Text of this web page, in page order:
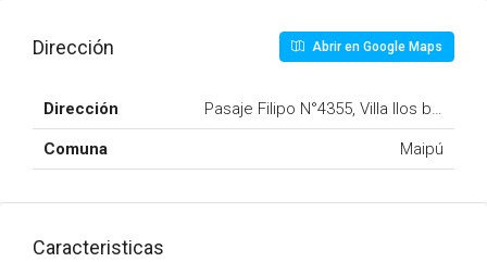
Dirección Abrir en Google Maps
Dirección Pasaje Filipo N°4355, Villa llos
Comuna Maipú
Caracteristicas